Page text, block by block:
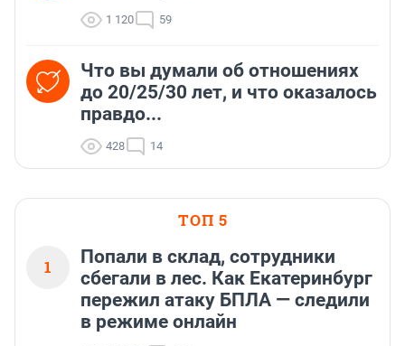
1 120 59
Что вы думали об отношениях
до 20/25/30 лет, и что оказалось
правдо...
428 14
ТОП 5
1
Попали в склад, сотрудники
сбегали в лес. Как Екатеринбург
пережил атаку БПЛА — следили
в режиме онлайн